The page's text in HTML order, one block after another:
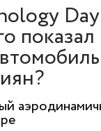
показал